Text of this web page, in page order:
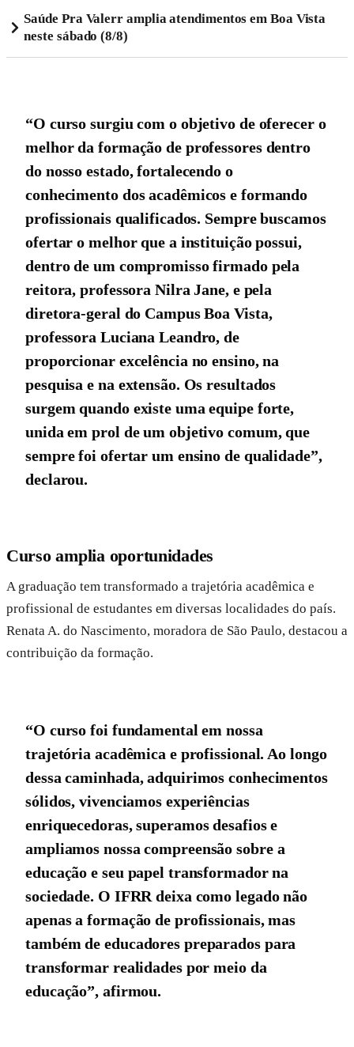
Saúde Pra Valerr amplia atendimentos em Boa Vista
neste sábado (8/8)
“O curso surgiu com o objetivo de oferecer o
melhor da formação de professores dentro
do nosso estado, fortalecendo o
conhecimento dos acadêmicos e formando
profissionais qualificados. Sempre buscamos
ofertar o melhor que a instituição possui,
dentro de um compromisso firmado pela
reitora, professora Nilra Jane, e pela
diretora-geral do Campus Boa Vista,
professora Luciana Leandro, de
proporcionar excelência no ensino, na
pesquisa e na extensão. Os resultados
surgem quando existe uma equipe forte,
unida em prol de um objetivo comum, que
sempre foi ofertar um ensino de qualidade”,
declarou.
Curso amplia oportunidades
A graduação tem transformado a trajetória acadêmica e
profissional de estudantes em diversas localidades do país.
Renata A. do Nascimento, moradora de São Paulo, destacou a
contribuição da formação.
“O curso foi fundamental em nossa
trajetória acadêmica e profissional. Ao longo
dessa caminhada, adquirimos conhecimentos
sólidos, vivenciamos experiências
enriquecedoras, superamos desafios e
ampliamos nossa compreensão sobre a
educação e seu papel transformador na
sociedade. O IFRR deixa como legado não
apenas a formação de profissionais, mas
também de educadores preparados para
transformar realidades por meio da
educação”, afirmou.